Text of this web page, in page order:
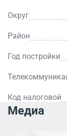
Округ
Район
Год постройки
Код налоговой
Медиа